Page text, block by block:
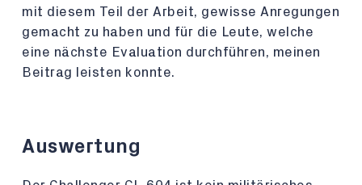
mit diesem Teil der Arbeit, gewisse Anregungen
gemacht zu haben und für die Leute, welche
eine nächste Evaluation durchführen, meinen
Beitrag leisten konnte.
Auswertung